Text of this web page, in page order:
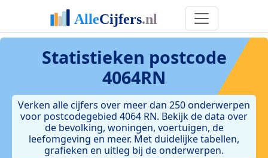
Statistieken postcode
4064RN
Verken alle cijfers over meer dan 250 onderwerpen
voor postcodegebied 4064 RN. Bekijk de data over
de bevolking, woningen, voertuigen, de
leefomgeving en meer. Met duidelijke tabellen,
grafieken en uitleg bij de onderwerpen.